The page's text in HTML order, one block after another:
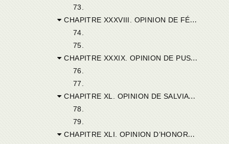
73.
CHAPITRE XXXVIII. OPINION DE FÉLIX DE GURGITE.
74.
75.
CHAPITRE XXXIX. OPINION DE PUSILLUS DE LAMASBA.
76.
77.
CHAPITRE XL. OPINION DE SALVIANUS DE GAZAUFALA.
78.
79.
CHAPITRE XLI. OPINION D’HONORATUS DE TUCCA.